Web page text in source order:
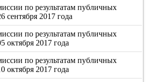
по результатам публичных
сентября 2017 года
по результатам публичных
октября 2017 года
по результатам публичных
октября 2017 года